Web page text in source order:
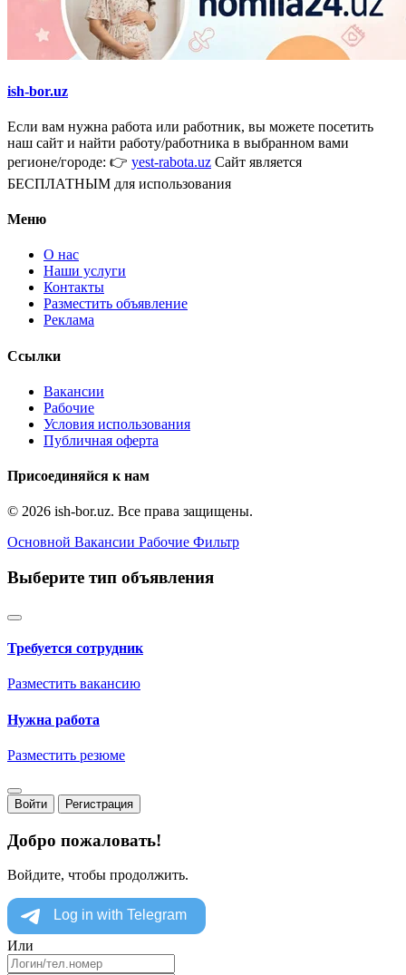
ish-bor.uz
Если вам нужна работа или работник, вы можете посетить
наш сайт и найти работу/работника в выбранном вами
регионе/городе: 👉 yest-rabota.uz Сайт является
БЕСПЛАТНЫМ для использования
Меню
О нас
Наши услуги
Контакты
Разместить объявление
Реклама
Ссылки
Вакансии
Рабочие
Условия использования
Публичная оферта
Присоединяйся к нам
© 2026 ish-bor.uz. Все права защищены.
Основной Вакансии Рабочие Фильтр
Выберите тип объявления
Требуется сотрудник
Разместить вакансию
Нужна работа
Разместить резюме
Войти Регистрация
Добро пожаловать!
Войдите, чтобы продолжить.
Или